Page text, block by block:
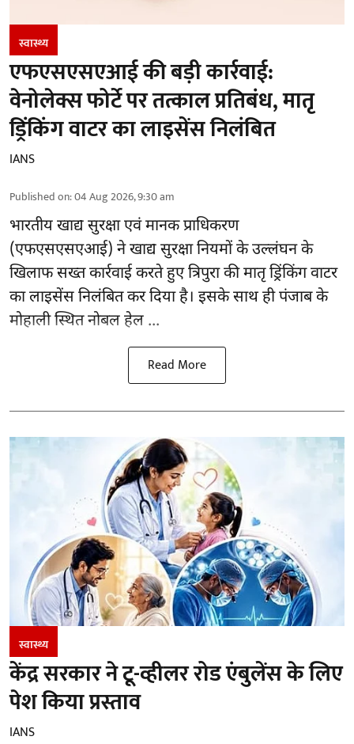
स्वास्थ्य
एफएसएसएआई की बड़ी कार्रवाई:
वेनोलेक्स फोर्टे पर तत्काल प्रतिबंध, मातृ
ड्रिंकिंग वाटर का लाइसेंस निलंबित
IANS
Published on:04 Aug 2026, 9:30 am
भारतीय खाद्य सुरक्षा एवं मानक प्राधिकरण
(एफएसएसएआई) ने खाद्य सुरक्षा नियमों के उल्लंघन के
खिलाफ सख्त कार्रवाई करते हुए त्रिपुरा की मातृ ड्रिंकिंग वाटर
का लाइसेंस निलंबित कर दिया है। इसके साथ ही पंजाब के
मोहाली स्थित नोबल हेल ...
Read More
स्वास्थ्य
केंद्र सरकार ने टू-व्हीलर रोड एंबुलेंस के लिए
पेश किया प्रस्ताव
IANS